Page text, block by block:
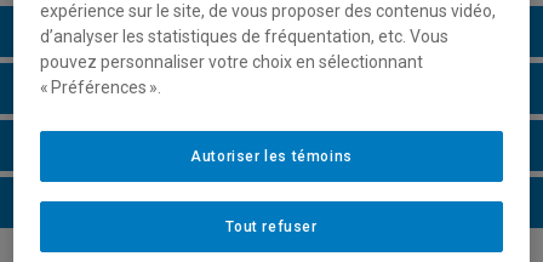
Description du cours
Horaire - Été 2026
Horaire - Automne 2026
Horaire - Hiver 2027
expérience sur le site, de vous proposer des contenus vidéo,
d’analyser les statistiques de fréquentation, etc. Vous
pouvez personnaliser votre choix en sélectionnant
« Préférences ».
Tout refuser
Autoriser les témoins